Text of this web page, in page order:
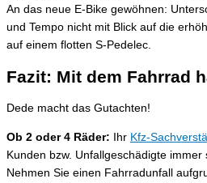
An das neue E-Bike gewöhnen:
und Tempo nicht mit Blick auf die
auf einem flotten S-Pedelec.
Fazit: Mit dem Fahrrad
Dede macht das Gutachten!
Ob 2 oder 4 Räder: Ihr Kfz-
Kunden bzw. Unfallgeschädigte immer
Nehmen Sie einen Fahrradunfall